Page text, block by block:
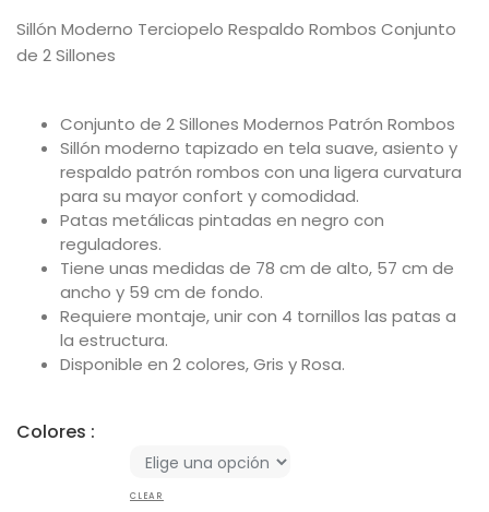
Carro de la compra
Condiciones de compra
Política de cookies
Política de privacidad
Envíos y Devoluciones
original
era:
actual
Sillón Moderno Terciopelo Respaldo Rombos Conjunto
de 2 Sillones
Conjunto de 2 Sillones Modernos Patrón Rombos
Sillón moderno tapizado en tela suave, asiento y
respaldo patrón rombos con una ligera curvatura
para su mayor confort y comodidad.
Patas metálicas pintadas en negro con
reguladores.
Tiene unas medidas de 78 cm de alto, 57 cm de
ancho y 59 cm de fondo.
Requiere montaje, unir con 4 tornillos las patas a
la estructura.
Disponible en 2 colores, Gris y Rosa.
Colores :
CLEAR